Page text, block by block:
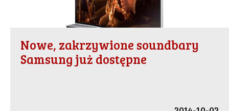
Nowe, zakrzywione soundbary
Samsung już dostępne